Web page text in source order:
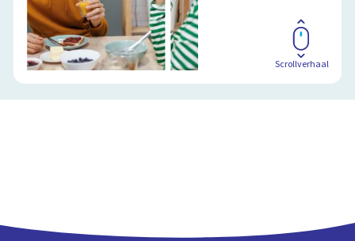
Scrollverhaal